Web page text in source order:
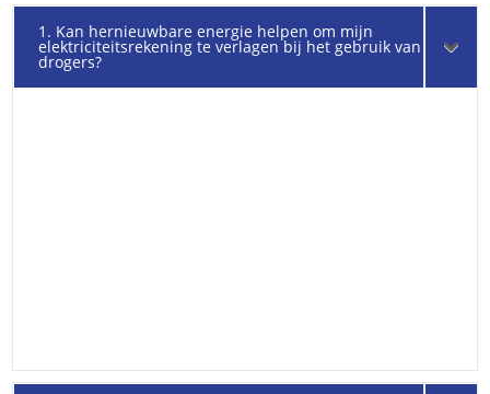
1. Kan hernieuwbare energie helpen om mijn
elektriciteitsrekening te verlagen bij het gebruik van
drogers?